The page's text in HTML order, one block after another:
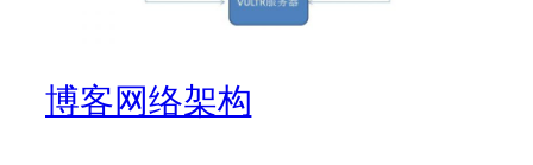
博客网络架构